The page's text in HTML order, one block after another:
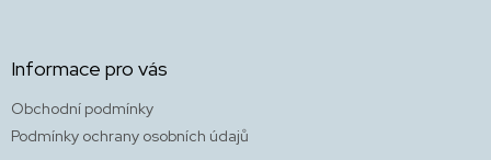
Informace pro vás
Obchodní podmínky
Podmínky ochrany osobních údajů